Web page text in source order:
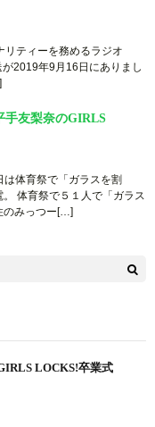
リティーを務めるラジオ
が2019年9月16日にありまし
手友梨奈のGIRLS
体育祭で「ガラスを割
体育祭で５１人で「ガラス
のみっつー[…]
LOCKS!卒業式